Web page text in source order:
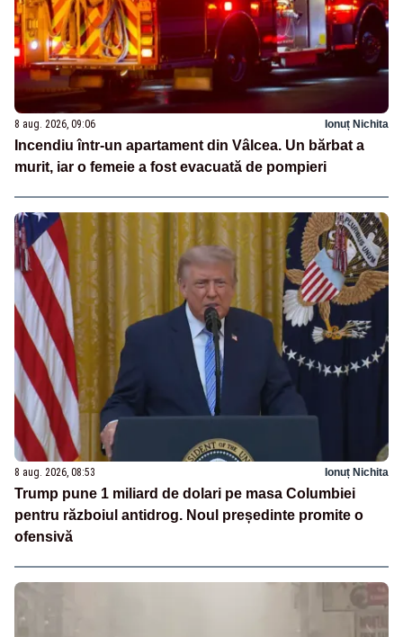
8 aug. 2026, 09:06 Ionuț Nichita
Incendiu într-un apartament din Vâlcea. Un bărbat a
murit, iar o femeie a fost evacuată de pompieri
8 aug. 2026, 08:53 Ionuț Nichita
Trump pune 1 miliard de dolari pe masa Columbiei
pentru războiul antidrog. Noul președinte promite o
ofensivă